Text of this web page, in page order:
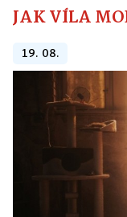
JAK VÍLA
19. 08.